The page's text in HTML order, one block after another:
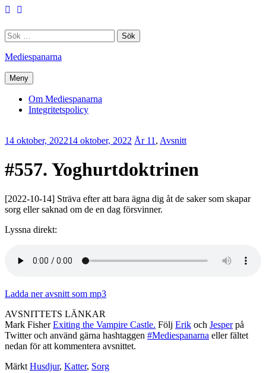
Hoppa
innehåll
Facebook
Sök
efter:
Mediespanarna
Meny
Om Mediespanarna
Integritetspolicy
14 oktober, 202214 oktober, 2022 Erik
År 11 , Avsnitt
#557. Yoghurtdoktrinen
[2022-10-14] Sträva efter att bara ägna dig åt de saker som skapar
sorg eller saknad om de en dag försvinner.
Lyssna direkt:
Ladda ner avsnitt som mp3
AVSNITTETS LÄNKAR
Mark FisherExiting the Vampire Castle. Följ Erik och Jesperpå
Twitter och använd gärna hashtaggen #Mediespanarna eller fältet
nedan för att kommentera avsnittet.
Märkt Husdjur, Katter, Sorg